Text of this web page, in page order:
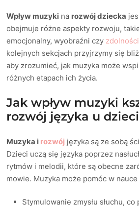
Wpływ muzyki na rozwój dziecka
obejmuje różne aspekty rozwoju,
emocjonalny, wyobraźni czy
kolejnych sekcjach przyjrzymy się
aby zrozumieć, jak muzyka może
różnych etapach ich życia.
Jak wpływ muzyki
rozwój języka u dzieci
Muzyka i rozwój języka są ze sobą
Dzieci uczą się języka poprzez
rytmów i melodii, które są obecne
mowie. Muzyka może pomóc w
Stymulowanie zmysłu słuchu,